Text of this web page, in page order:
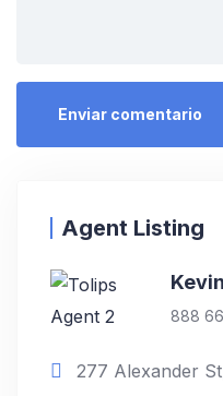
Agent Listing
888
277 Alexander